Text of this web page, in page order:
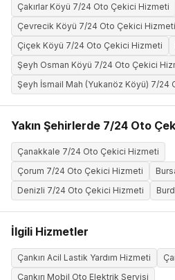
Çakırlar Köyü 7/24 Oto Çekici Hizmeti
Çevrecik Köyü 7/24 Oto Çekici Hizmeti
Çiçek Köyü 7/24 Oto Çekici Hizmeti
Şeyh Osman Köyü 7/24 Oto Çekici
Şeyh İsmail Mah (Yukarıöz Köyü) 7/24
Yakın Şehirlerde 7/24 Oto
Çanakkale 7/24 Oto Çekici Hizmeti
Çorum 7/24 Oto Çekici Hizmeti
Denizli 7/24 Oto Çekici Hizmeti
İlgili Hizmetler
Çankırı Acil Lastik Yardım Hizmeti
Çankırı Mobil Oto Elektrik Servisi